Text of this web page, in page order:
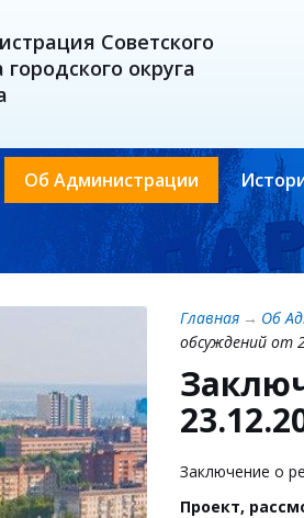
Советского
городского округа
Об Администрации
Главная → Об
обсуждений от
Заключение о
Проект,